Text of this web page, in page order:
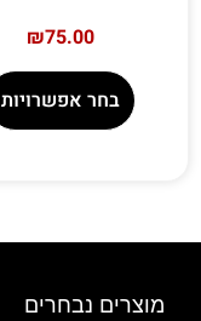
₪75.00
בחר אפשרויות
מוצרים נבחרים